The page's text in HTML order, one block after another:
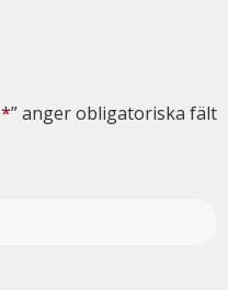
*” anger obligatoriska fält